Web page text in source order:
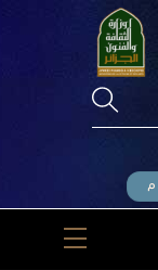
Menu